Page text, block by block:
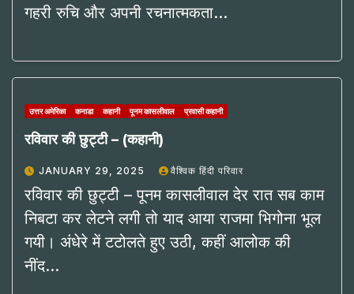
गहरी रुचि और अपनी रचनात्मकता…
उत्तर अमेरिका कनाडा कहानी पूनम कासलीवाल प्रवासी कहानी
रविवार की छुट्टी – (कहानी)
JANUARY 29, 2025 वैश्विक हिंदी परिवार
रविवार की छुट्टी – पूनम कासलीवाल देर रात सब काम
निबटा कर लेटने लगी तो याद आया राजमा भिगोना भूल
गयी। अंधेरे में टटोलते हुए उठी, कहीं आलोक की
नींद…